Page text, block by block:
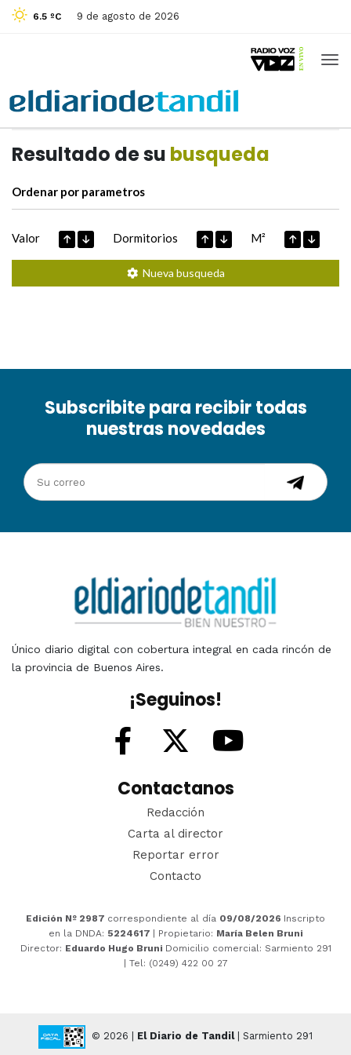
6.5 ºC 9 de agosto de 2026
Resultado de su busqueda
Ordenar por parametros
Valor Dormitorios M²
Nueva busqueda
Subscribite para recibir todas
nuestras novedades
Único diario digital con cobertura integral en cada rincón de
la provincia de Buenos Aires.
¡Seguinos!
Contactanos
Redacción
Carta al director
Reportar error
Contacto
Edición Nº 2987 correspondiente al día 09/08/2026 Inscripto
en la DNDA: 5224617 | Propietario: María Belen Bruni
Director: Eduardo Hugo Bruni Domicilio comercial: Sarmiento 291
| Tel: (0249) 422 00 27
© 2026 | El Diario de Tandil| Sarmiento 291